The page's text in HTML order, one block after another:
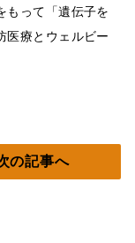
もって「遺伝子を
医療とウェルビー
の記事へ